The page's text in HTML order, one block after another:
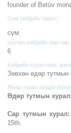
founder of Betüv
Сүм хийдийн төрөл :
cүм
хуучин хийдийн лам нар :
6
Хийдийн хурал ном:
Зөвхөн өдөр тутмын
Ямар хурал хурдаг
Өдөр тутмын хурал:
Сар тутмын хурал:
15th.